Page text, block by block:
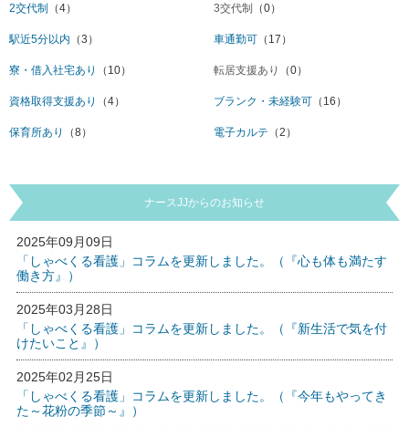
2交代制 （4） 3交代制 （0）
駅近5分以内 （3） 車通勤可 （17）
寮・借入社宅あり （10） 転居支援あり （0）
資格取得支援あり （4） ブランク・未経験可 （16）
保育所あり （8） 電子カルテ （2）
ナースJJからのお知らせ
2025年09月09日
「しゃべくる看護」コラムを更新しました。（『心も体も満たす
働き方』）
2025年03月28日
「しゃべくる看護」コラムを更新しました。（『新生活で気を付
けたいこと』）
2025年02月25日
「しゃべくる看護」コラムを更新しました。（『今年もやってき
た～花粉の季節～』）